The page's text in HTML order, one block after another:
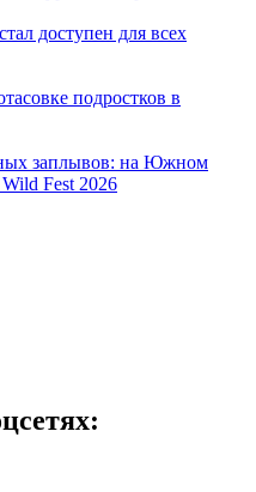
доступен для всех
подростков в
заплывов: на Южном
Fest 2026